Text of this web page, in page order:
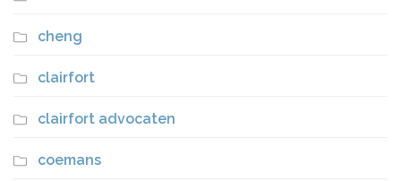
cheng
clairfort
clairfort advocaten
coemans